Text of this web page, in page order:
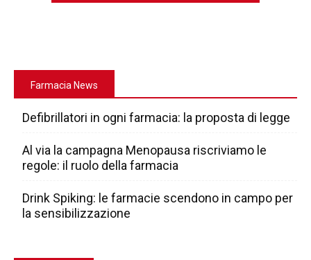
Farmacia News
Defibrillatori in ogni farmacia: la proposta di legge
Al via la campagna Menopausa riscriviamo le
regole: il ruolo della farmacia
Drink Spiking: le farmacie scendono in campo per
la sensibilizzazione